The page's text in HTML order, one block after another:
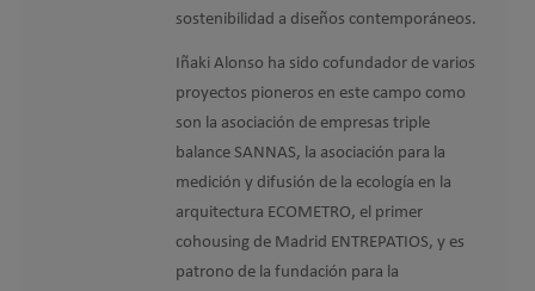
sostenibilidad a diseños contemporáneos.
Iñaki Alonso ha sido cofundador de varios
proyectos pioneros en este campo como
son la asociación de empresas triple
balance SANNAS, la asociación para la
medición y difusión de la ecología en la
arquitectura ECOMETRO, el primer
cohousing de Madrid ENTREPATIOS, y es
patrono de la fundación para la